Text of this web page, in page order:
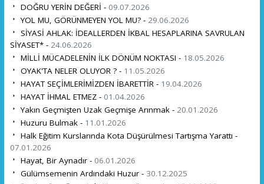
DOĞRU YERİN DEĞERİ - 09.07.2026
YOL MU, GÖRÜNMEYEN YOL MU? - 29.06.2026
SİYASİ AHLAK: İDEALLERDEN İKBAL HESAPLARINA SAVRULAN
SİYASET* - 24.06.2026
MİLLİ MÜCADELENİN İLK DÖNÜM NOKTASI - 18.05.2026
OYAK'TA NELER OLUYOR ? - 11.05.2026
HAYAT SEÇİMLERİMİZDEN İBARETTİR - 19.04.2026
HAYAT İHMAL ETMEZ - 01.04.2026
Yakın Geçmişten Uzak Geçmişe Arınmak - 20.01.2026
Huzuru Bulmak - 11.01.2026
Halk Eğitim Kurslarında Kota Düşürülmesi Tartışma Yarattı -
07.01.2026
Hayat, Bir Aynadır - 06.01.2026
Gülümsemenin Ardındaki Huzur - 30.12.2025